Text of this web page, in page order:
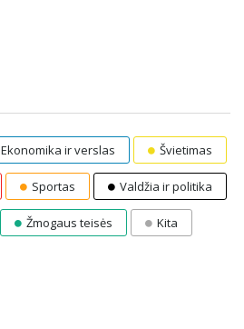
Ekonomika ir verslas Švietimas
Sportas Valdžia ir politika
Žmogaus teisės Kita